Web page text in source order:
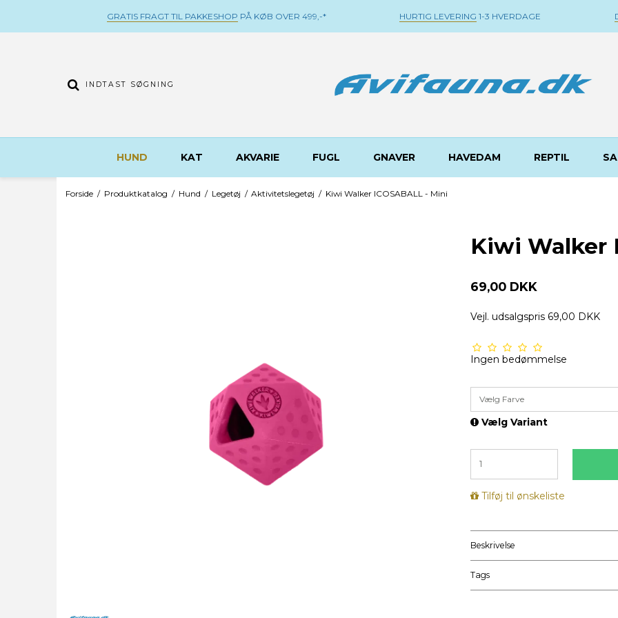
GRATIS FRAGT TIL PAKKESHOP PÅ KØB OVER 499,-* HURTIG LEVERING 1-3 HVERDAGE
HUND KAT AKVARIE FUGL GNAVER HAVEDAM REPTIL
Forside / Produktkatalog / Hund / Legetøj / Aktivitetslegetøj / Kiwi Walker ICOSABALL - Mini
Kiwi Walker
69,00 DKK
Vejl. udsalgspris 69,00 DKK
Ingen bedømmelse
Vælg Farve
Vælg Variant
Tilføj til ønskeliste
Beskrivelse
Tags